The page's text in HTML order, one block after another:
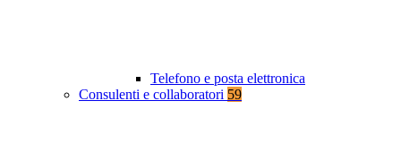
Telefono e posta elettronica
Consulenti e collaboratori 59